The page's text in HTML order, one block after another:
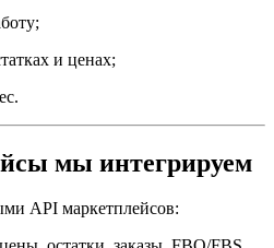
и ценах;
мы интегрируем
API маркетплейсов: